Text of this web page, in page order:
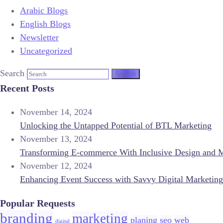
Arabic Blogs
English Blogs
Newsletter
Uncategorized
Search
Recent Posts
November 14, 2024
Unlocking the Untapped Potential of BTL Marketing
November 13, 2024
Transforming E-commerce With Inclusive Design and
November 12, 2024
Enhancing Event Success with Savvy Digital Marketing
Popular Requests
branding digital marketing planing seo web